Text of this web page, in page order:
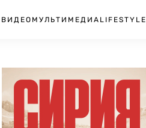
ВИДЕО МУЛЬТИМЕДИА LIFESTYLE